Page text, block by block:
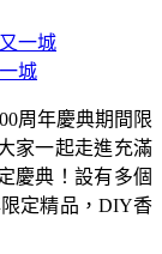
城
周年慶典期間限
家一起走進充滿
慶典！設有多個
定精品，DIY香